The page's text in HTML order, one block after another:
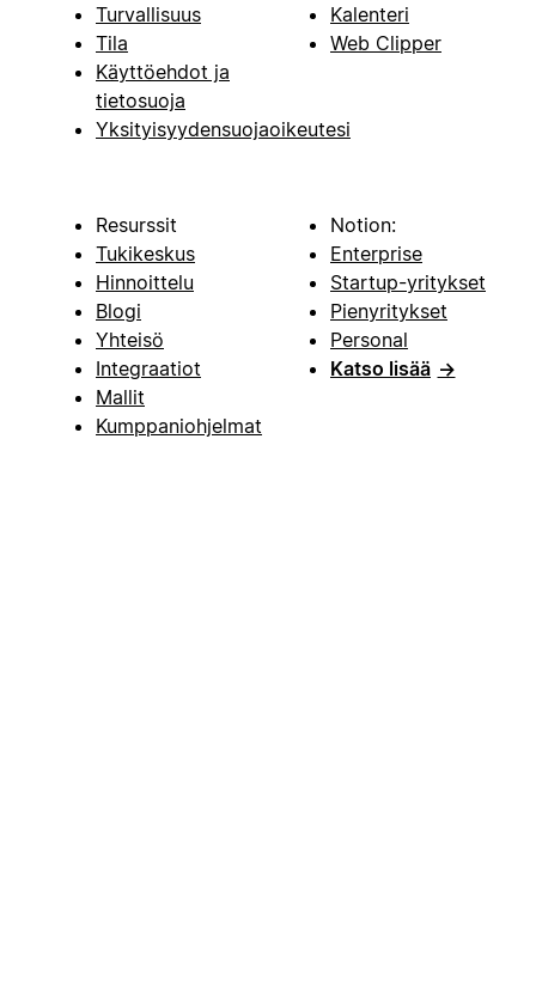
Turvallisuus
Tila
Käyttöehdot ja
tietosuoja
Yksityisyydensuojaoikeutesi
Kalenteri
Web Clipper
Resurssit
Tukikeskus
Hinnoittelu
Blogi
Yhteisö
Integraatiot
Mallit
Kumppaniohjelmat
Notion:
Enterprise
Startup-yritykset
Pienyritykset
Personal
Katso lisää →